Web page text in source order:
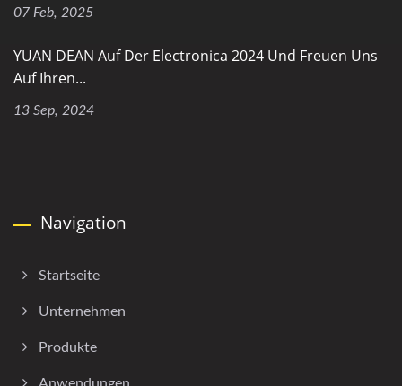
07 Feb, 2025
YUAN DEAN Auf Der Electronica 2024 Und Freuen Uns
Auf Ihren...
13 Sep, 2024
Navigation
Startseite
Unternehmen
Produkte